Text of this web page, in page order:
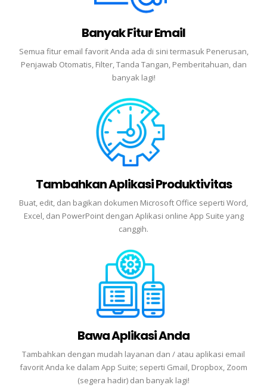
Banyak Fitur Email
Semua fitur email favorit Anda ada di sini termasuk Penerusan,
Penjawab Otomatis, Filter, Tanda Tangan, Pemberitahuan, dan
banyak lagi!
Tambahkan Aplikasi Produktivitas
Buat, edit, dan bagikan dokumen Microsoft Office seperti Word,
Excel, dan PowerPoint dengan Aplikasi online App Suite yang
canggih.
Bawa Aplikasi Anda
Tambahkan dengan mudah layanan dan / atau aplikasi email
favorit Anda ke dalam App Suite; seperti Gmail, Dropbox, Zoom
(segera hadir) dan banyak lagi!